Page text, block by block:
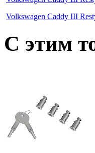
Volkswagen Caddy III
C этим